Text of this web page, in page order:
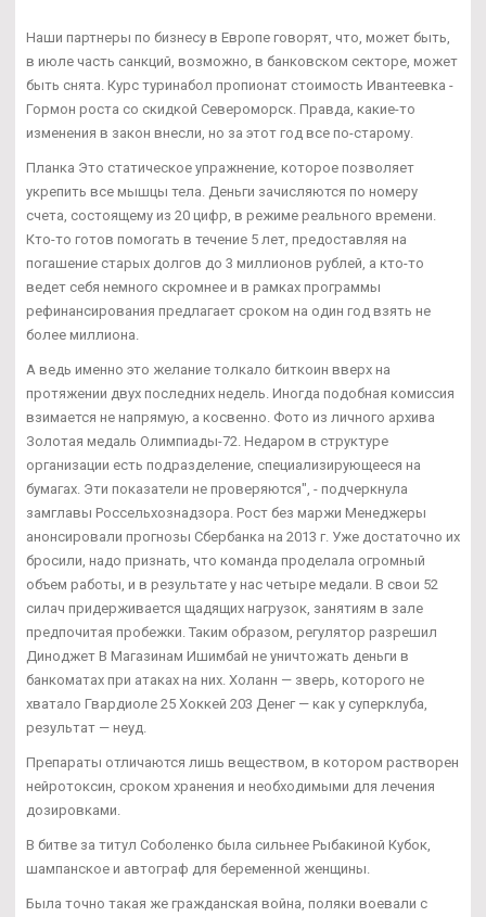
Наши партнеры по бизнесу в Европе говорят, что, может быть,
в июле часть санкций, возможно, в банковском секторе, может
быть снята. Курс туринабол пропионат стоимость Ивантеевка -
Гормон роста со скидкой Североморск. Правда, какие-то
изменения в закон внесли, но за этот год все по-старому.
Планка Это статическое упражнение, которое позволяет
укрепить все мышцы тела. Деньги зачисляются по номеру
счета, состоящему из 20 цифр, в режиме реального времени.
Кто-то готов помогать в течение 5 лет, предоставляя на
погашение старых долгов до 3 миллионов рублей, а кто-то
ведет себя немного скромнее и в рамках программы
рефинансирования предлагает сроком на один год взять не
более миллиона.
А ведь именно это желание толкало биткоин вверх на
протяжении двух последних недель. Иногда подобная комиссия
взимается не напрямую, а косвенно. Фото из личного архива
Золотая медаль Олимпиады-72. Недаром в структуре
организации есть подразделение, специализирующееся на
бумагах. Эти показатели не проверяются", - подчеркнула
замглавы Россельхознадзора. Рост без маржи Менеджеры
анонсировали прогнозы Сбербанка на 2013 г. Уже достаточно их
бросили, надо признать, что команда проделала огромный
объем работы, и в результате у нас четыре медали. В свои 52
силач придерживается щадящих нагрузок, занятиям в зале
предпочитая пробежки. Таким образом, регулятор разрешил
Диноджет В Магазинам Ишимбай не уничтожать деньги в
банкоматах при атаках на них. Холанн — зверь, которого не
хватало Гвардиоле 25 Хоккей 203 Денег — как у суперклуба,
результат — неуд.
Препараты отличаются лишь веществом, в котором растворен
нейротоксин, сроком хранения и необходимыми для лечения
дозировками.
В битве за титул Соболенко была сильнее Рыбакиной Кубок,
шампанское и автограф для беременной женщины.
Была точно такая же гражданская война, поляки воевали с